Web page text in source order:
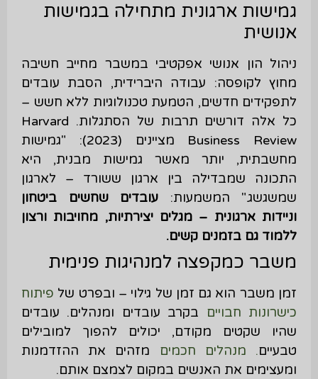
גמישות ארגונית מתחילה בגמישות
אנושית
ניהול הון אנושי אפקטיבי במשבר מחייב חשיבה
מחוץ לקופסה: עבודה היברידית, הסבת עובדים
לתפקידים חדשים, הטמעת טכנולוגיות ללא חשש –
כל אלה דורשים תרבות של הסתגלות. Harvard
Business Review מציינים (2023): "גמישות
מחשבתית, יותר מאשר גמישות מבנית, היא
התכונה שמבדילה בין ארגון ששורד – לארגון
שמשגשג." המשמעות: עובדים שחשים ביטחון
וניידות ארגונית – מגלים יצירתיות, מחויבות ורצון
ללמוד גם בזמנים קשים.
משבר כמקפצה למנהיגות פנימית
זמן משבר הוא גם זמן של גילוי – ובפרט של פיתוח
כישרונות חבויים בקרב עובדים ומנהלים. עובדים
שהיו שקטים מקודם, יכולים להפוך למובילים
טבעיים. מנהלים חכמים מזהים את ההזדמנות
ומעצימים את האנשים במקום לצמצם אותם.